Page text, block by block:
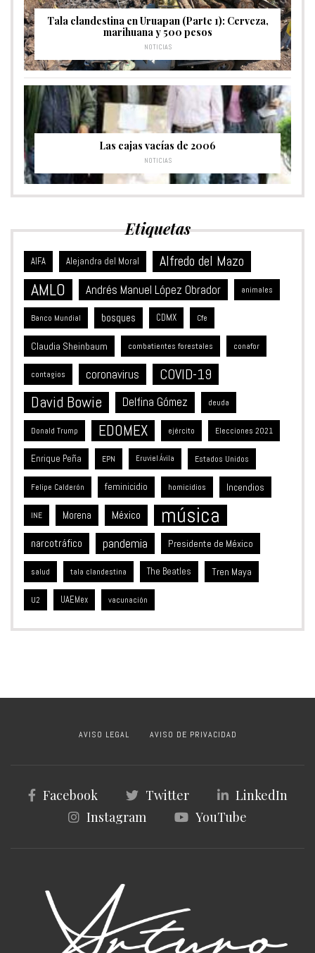
Tala clandestina en Uruapan (Parte 1): Cerveza,
marihuana y 500 pesos
NOTICIAS
Las cajas vacías de 2006
NOTICIAS
Etiquetas
AIFA Alejandra del Moral Alfredo del Mazo
AMLO Andrés Manuel López Obrador animales
Banco Mundial bosques CDMX Cfe
Claudia Sheinbaum combatientes forestales conafor
contagios coronavirus COVID-19
David Bowie Delfina Gómez deuda
Donald Trump EDOMEX ejército Elecciones 2021
Enrique Peña EPN Eruviel Ávila Estados Unidos
Felipe Calderón feminicidio homicidios Incendios
INE Morena México música
narcotráfico pandemia Presidente de México
salud tala clandestina The Beatles Tren Maya
U2 UAEMex vacunación
AVISO LEGAL AVISO DE PRIVACIDAD
Facebook Twitter
LinkedIn
Instagram
YouTube